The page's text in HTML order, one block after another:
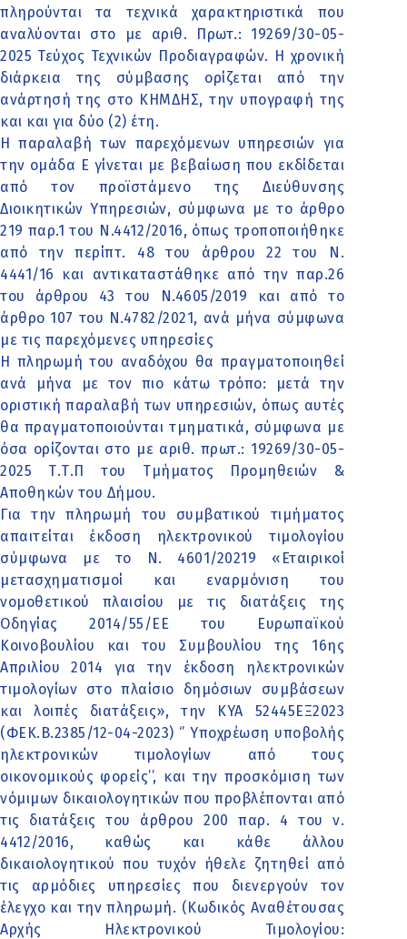
πληρούνται τα τεχνικά χαρακτηριστικά που
αναλύονται στο με αριθ. Πρωτ.: 19269/30-05-
2025 Τεύχος Τεχνικών Προδιαγραφών. Η χρονική
διάρκεια της σύμβασης ορίζεται από την
ανάρτησή της στο ΚΗΜΔΗΣ, την υπογραφή της
και και για δύο (2) έτη.
Η παραλαβή των παρεχόμενων υπηρεσιών για
την ομάδα Ε γίνεται με βεβαίωση που εκδίδεται
από τον προϊστάμενο της Διεύθυνσης
Διοικητικών Υπηρεσιών, σύμφωνα με το άρθρο
219 παρ.1 του Ν.4412/2016, όπως τροποποιήθηκε
από την περίπτ. 48 του άρθρου 22 του Ν.
4441/16 και αντικαταστάθηκε από την παρ.26
του άρθρου 43 του Ν.4605/2019 και από το
άρθρο 107 του Ν.4782/2021, ανά μήνα σύμφωνα
με τις παρεχόμενες υπηρεσίες
Η πληρωμή του αναδόχου θα πραγματοποιηθεί
ανά μήνα με τον πιο κάτω τρόπο: μετά την
οριστική παραλαβή των υπηρεσιών, όπως αυτές
θα πραγματοποιούνται τμηματικά, σύμφωνα με
όσα ορίζονται στο με αριθ. πρωτ.: 19269/30-05-
2025 Τ.Τ.Π του Τμήματος Προμηθειών &
Αποθηκών του Δήμου.
Για την πληρωμή του συμβατικού τιμήματος
απαιτείται έκδοση ηλεκτρονικού τιμολογίου
σύμφωνα με το Ν. 4601/20219 «Εταιρικοί
μετασχηματισμοί και εναρμόνιση του
νομοθετικού πλαισίου με τις διατάξεις της
Οδηγίας 2014/55/ΕΕ του Ευρωπαϊκού
Κοινοβουλίου και του Συμβουλίου της 16ης
Απριλίου 2014 για την έκδοση ηλεκτρονικών
τιμολογίων στο πλαίσιο δημόσιων συμβάσεων
και λοιπές διατάξεις», την ΚΥΑ 52445ΕΞ2023
(ΦΕΚ.Β.2385/12-04-2023) ‘’ Υποχρέωση υποβολής
ηλεκτρονικών τιμολογίων από τους
οικονομικούς φορείς’’, και την προσκόμιση των
νόμιμων δικαιολογητικών που προβλέπονται από
τις διατάξεις του άρθρου 200 παρ. 4 του ν.
4412/2016, καθώς και κάθε άλλου
δικαιολογητικού που τυχόν ήθελε ζητηθεί από
τις αρμόδιες υπηρεσίες που διενεργούν τον
έλεγχο και την πληρωμή. (Κωδικός Αναθέτουσας
Αρχής Ηλεκτρονικού Τιμολογίου: